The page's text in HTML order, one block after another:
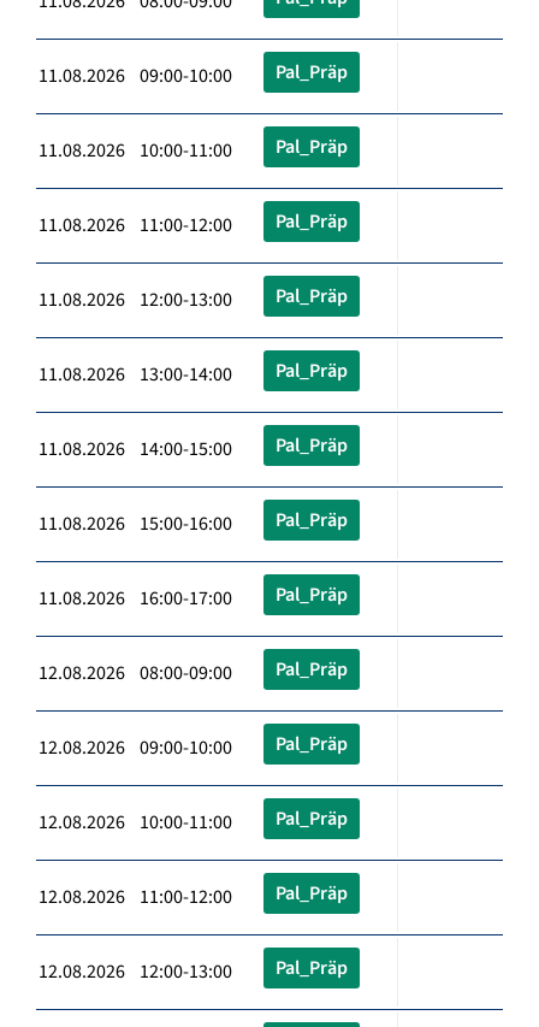
11.08.2026 09:00-10:00 Pal_Präp
11.08.2026 10:00-11:00 Pal_Präp
11.08.2026 11:00-12:00 Pal_Präp
11.08.2026 12:00-13:00 Pal_Präp
11.08.2026 13:00-14:00 Pal_Präp
11.08.2026 14:00-15:00 Pal_Präp
11.08.2026 15:00-16:00 Pal_Präp
11.08.2026 16:00-17:00 Pal_Präp
12.08.2026 08:00-09:00 Pal_Präp
12.08.2026 09:00-10:00 Pal_Präp
12.08.2026 10:00-11:00 Pal_Präp
12.08.2026 11:00-12:00 Pal_Präp
12.08.2026 12:00-13:00 Pal_Präp